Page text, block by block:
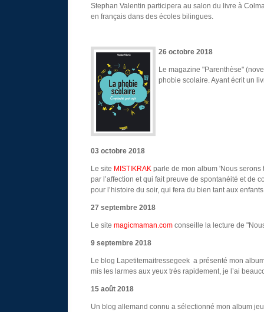
Stephan Valentin participera au salon du livre à
en français dans des écoles bilingues.
26 octobre 2018
Le magazine "Parenthèse"
phobie scolaire. Ayant écrit un
03 octobre 2018
Le site MISTIKRAK parle de mon album 'Nous
par l’affection et qui fait preuve de spontanéité et de
pour l’histoire du soir, qui fera du bien tant aux
27 septembre 2018
Le site magicmaman.com conseille la lecture de
9 septembre 2018
Le blog Lapetitemaitressegeek a présenté mon
mis les larmes aux yeux très rapidement, je l’ai
15 août 2018
Un blog allemand connu a sélectionné mon album